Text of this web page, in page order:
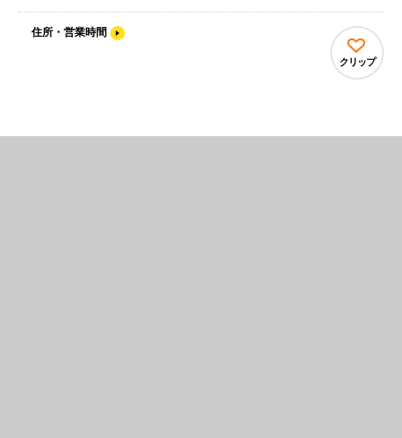
住所・営業時間
クリップ